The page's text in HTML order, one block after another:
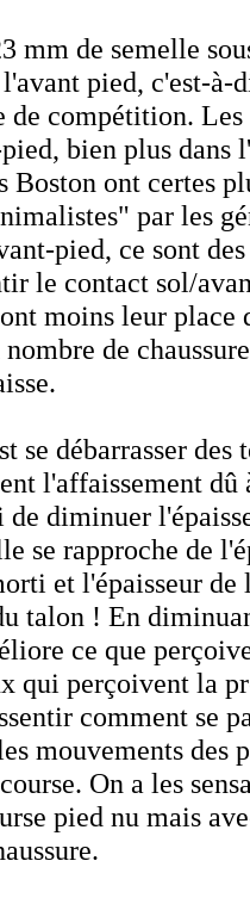
mm de semelle
pied, c'est-
de compétition.
bien plus
Boston ont certes
par les
pied, ce sont
le contact sol/
moins leur place
de
se débarrasser
l'affaissement
de diminuer
se rapproche de
et l'épaisseur
talon ! En
ce que
qui perçoivent la
comment se
mouvements des
On a les
pied nu mais